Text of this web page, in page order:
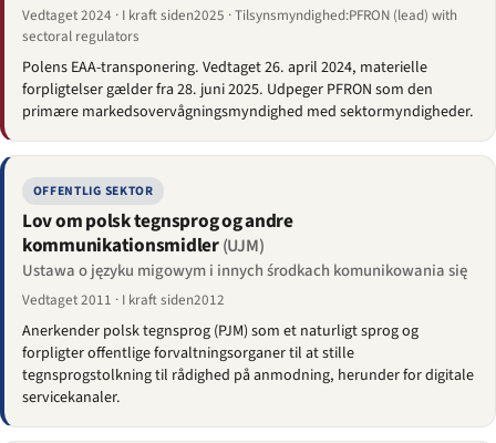
Vedtaget 2024 · I kraft siden2025 · Tilsynsmyndighed:PFRON (lead) with
sectoral regulators
Polens EAA-transponering. Vedtaget 26. april 2024, materielle
forpligtelser gælder fra 28. juni 2025. Udpeger PFRON som den
primære markedsovervågningsmyndighed med sektormyndigheder.
OFFENTLIG SEKTOR
Lov om polsk tegnsprog og andre
kommunikationsmidler(UJM)
Ustawa o języku migowym i innych środkach komunikowania się
Vedtaget 2011 · I kraft siden2012
Anerkender polsk tegnsprog (PJM) som et naturligt sprog og
forpligter offentlige forvaltningsorganer til at stille
tegnsprogstolkning til rådighed på anmodning, herunder for digitale
servicekanaler.